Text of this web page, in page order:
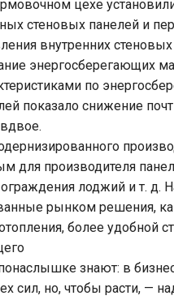
цехе
стеновых панелей и
внутренних
энергосберегающих
по
показало снижение
для производителя
лоджий и т. д.
рынком решения,
более удобной
знают: в
сил, но, чтобы расти, —